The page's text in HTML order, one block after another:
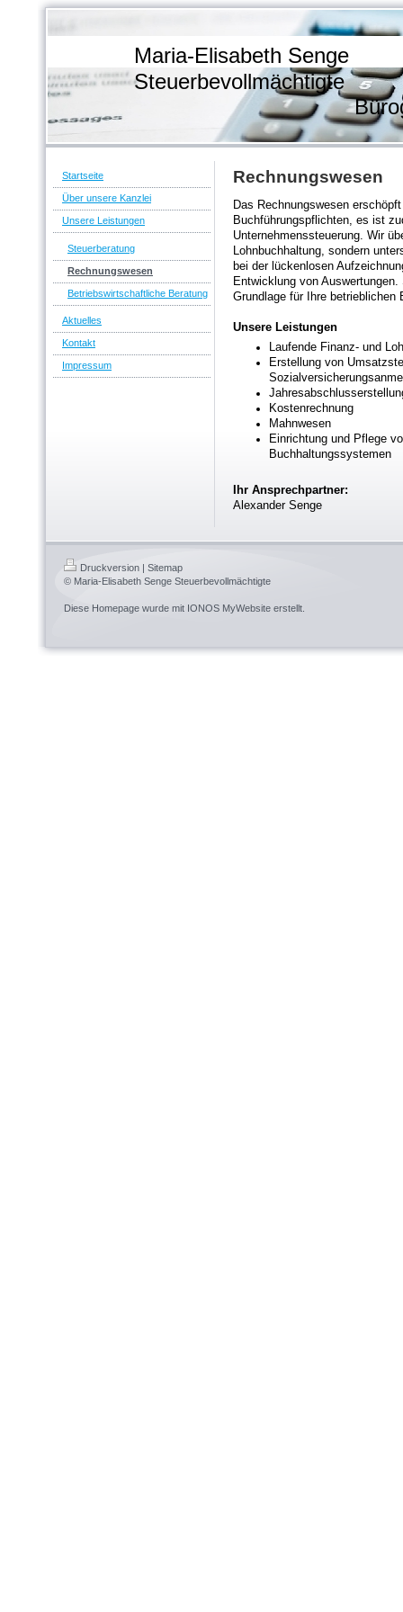
Maria-Elisabeth
Startseite
Über unsere Kanzlei
Unsere Leistungen
Steuerberatung
Rechnungswesen
Betriebswirtschaftliche Beratung
Aktuelles
Kontakt
Impressum
Rechnungswesen
Das Rechnungswesen
Buchführungspflichten, es ist
Unternehmenssteuerung. Wir
Lohnbuchhaltung, sondern
bei der lückenlosen
Entwicklung von
Grundlage für Ihre betrieblichen
Unsere Leistungen
Laufende Finanz- und
Erstellung von
Kostenrechnung
Mahnwesen
Einrichtung und Pflege
Buchhaltungssystemen
Ihr Ansprechpartner:
Alexander Senge
Druckversion | Sitemap
© Maria-Elisabeth Senge Steuerbevollmächtigte
Diese Homepage wurde mit IONOS MyWebsite erstellt.